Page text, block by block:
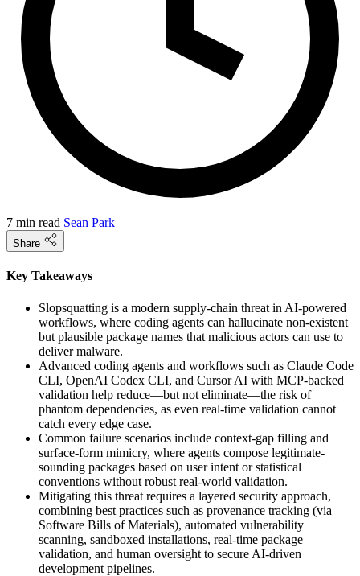
7 min read Sean Park
Share
Key Takeaways
Slopsquatting is a modern supply-chain threat in AI-powered
workflows, where coding agents can hallucinate non-existent
but plausible package names that malicious actors can use to
deliver malware.
Advanced coding agents and workflows such as Claude Code
CLI, OpenAI Codex CLI, and Cursor AI with MCP-backed
validation help reduce—but not eliminate—the risk of
phantom dependencies, as even real-time validation cannot
catch every edge case.
Common failure scenarios include context-gap filling and
surface-form mimicry, where agents compose legitimate-
sounding packages based on user intent or statistical
conventions without robust real-world validation.
Mitigating this threat requires a layered security approach,
combining best practices such as provenance tracking (via
Software Bills of Materials), automated vulnerability
scanning, sandboxed installations, real-time package
validation, and human oversight to secure AI-driven
development pipelines.